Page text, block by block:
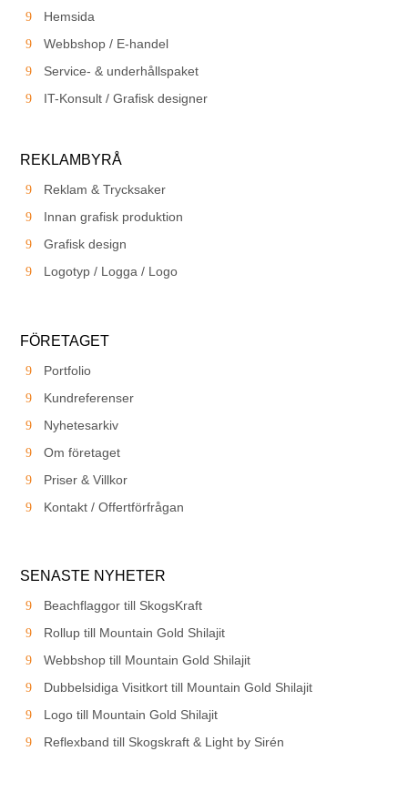
Hemsida
Webbshop / E-handel
Service- & underhållspaket
IT-Konsult / Grafisk designer
REKLAMBYRÅ
Reklam & Trycksaker
Innan grafisk produktion
Grafisk design
Logotyp / Logga / Logo
FÖRETAGET
Portfolio
Kundreferenser
Nyhetesarkiv
Om företaget
Priser & Villkor
Kontakt / Offertförfrågan
SENASTE NYHETER
Beachflaggor till SkogsKraft
Rollup till Mountain Gold Shilajit
Webbshop till Mountain Gold Shilajit
Dubbelsidiga Visitkort till Mountain Gold Shilajit
Logo till Mountain Gold Shilajit
Reflexband till Skogskraft & Light by Sirén